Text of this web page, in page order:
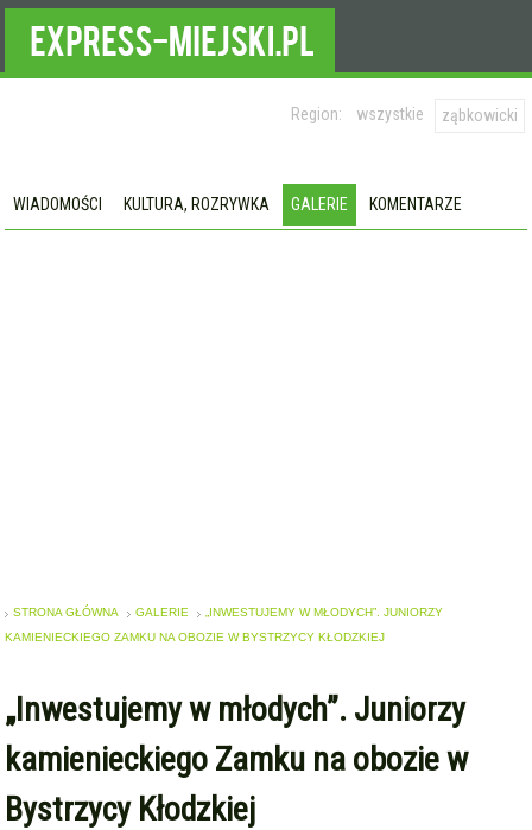
Region: wszystkie ząbkowicki
WIADOMOŚCI KULTURA, ROZRYWKA GALERIE KOMENTARZE
STRONA GŁÓWNA GALERIE
„INWESTUJEMY W MŁODYCH”. JUNIORZY
KAMIENIECKIEGO ZAMKU NA OBOZIE W BYSTRZYCY KŁODZKIEJ
„Inwestujemy w młodych”. Juniorzy
kamienieckiego Zamku na obozie w
Bystrzycy Kłodzkiej